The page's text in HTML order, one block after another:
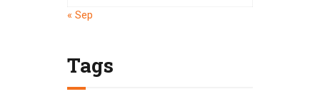
« Sep
Tags